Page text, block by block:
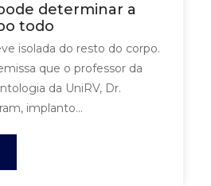
determinar a
todo
isolada do resto do corpo.
que o professor da
da UniRV, Dr.
implanto...